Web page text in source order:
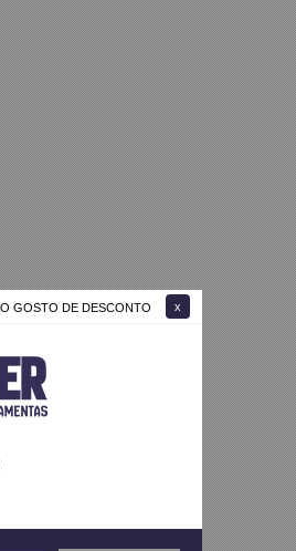
GOSTO DE DESCONTO